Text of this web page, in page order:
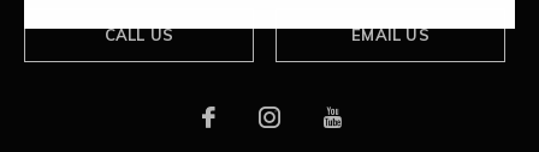
CALL US EMAIL US